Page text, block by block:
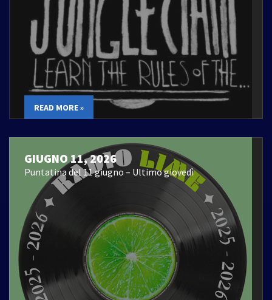
READ MORE »
GIUGNO 11, 2026
Puntatina del 11 giugno – Ultimo giovedì